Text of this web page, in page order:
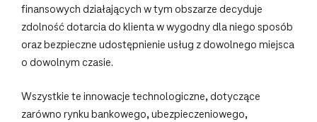
finansowych działających w tym obszarze decyduje
zdolność dotarcia do klienta w wygodny dla niego sposób
oraz bezpieczne udostępnienie usług z dowolnego miejsca
o dowolnym czasie.
Wszystkie te innowacje technologiczne, dotyczące
zarówno rynku bankowego, ubezpieczeniowego,